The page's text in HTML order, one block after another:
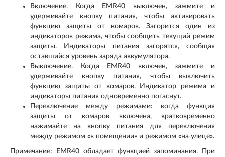
Включение. Когда EMR40 выключен, зажмите и
удерживайте кнопку питания, чтобы активировать
функцию защиты от комаров. Загорится один из
индикаторов режима, чтобы сообщить текущий режим
защиты. Индикаторы питания загорятся, сообщая
оставшийся уровень заряда аккумулятора.
Выключение. Когда EMR40 включен, зажмите и
удерживайте кнопку питания, чтобы выключить
функцию защиты от комаров. Индикатор режима и
индикаторы питания одновременно погаснут.
Переключение между режимами: когда функция
защиты от комаров включена, кратковременно
нажимайте на кнопку питания для переключения
между режимом «в помещении» и режимом «на улице».
Примечание: EMR40 обладает функцией запоминания. При